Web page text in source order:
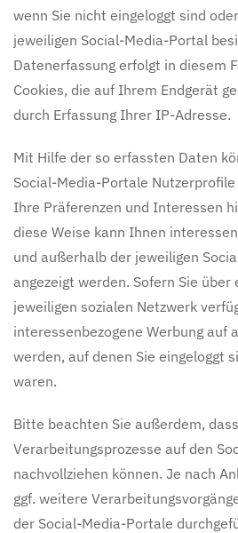
wenn Sie nicht eingeloggt sind
jeweiligen Social-Media-Portal
Datenerfassung erfolgt in diesem
Cookies, die auf Ihrem Endgerät
durch Erfassung Ihrer IP-Adresse.
Mit Hilfe der so erfassten Daten
Social-Media-Portale
Ihre Präferenzen und Interessen
diese Weise kann Ihnen
und außerhalb der jeweiligen
angezeigt werden. Sofern Sie über
jeweiligen sozialen Netzwerk
interessenbezogene Werbung auf
werden, auf denen Sie eingeloggt
waren.
Bitte beachten Sie außerdem,
Verarbeitungsprozesse auf den
nachvollziehen können. Je nach
ggf. weitere
der Social-Media-Portale